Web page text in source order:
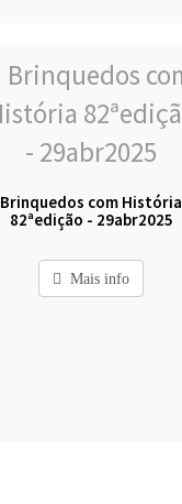
Brinquedos com História
82ªedição - 29abr2025
Mais info